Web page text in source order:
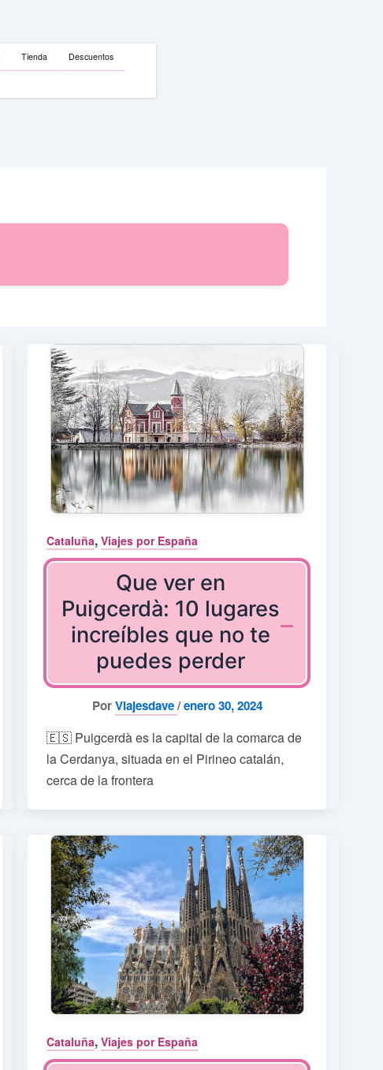
Tienda Descuentos
Cataluña,Viajes por España
Que ver en
Puigcerdà: 10 lugares
increíbles que no te
puedes perder
PorViajesdave/enero 30, 2024
🇪🇸 Puigcerdà es la capital de la comarca de
la Cerdanya, situada en el Pirineo catalán,
cerca de la frontera
Cataluña,Viajes por España